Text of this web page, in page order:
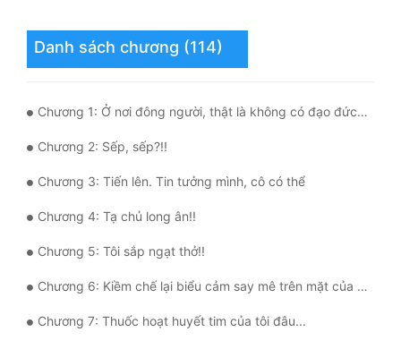
Thanh Xuân
Tiên Hiệp
Tiểu Thuyết
Trinh Thám
Danh sách chương (114)
Chương 1: Ở nơi đông người, thật là không có đạo đức không dám nhìn thẳng mà!
Chương 2: Sếp, sếp?!!
Chương 3: Tiến lên. Tin tưởng mình, cô có thể
Chương 4: Tạ chủ long ân!!
Chương 5: Tôi sắp ngạt thở!!
Chương 6: Kiềm chế lại biểu cảm say mê trên mặt của cô đi
Chương 7: Thuốc hoạt huyết tim của tôi đâu...